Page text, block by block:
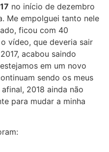
no início de dezembro
Me empolguei tanto nele
ficou com 40
vídeo, que deveria sair
acabou saindo
em um novo
sendo os meus
2018 ainda não
para mudar a minha